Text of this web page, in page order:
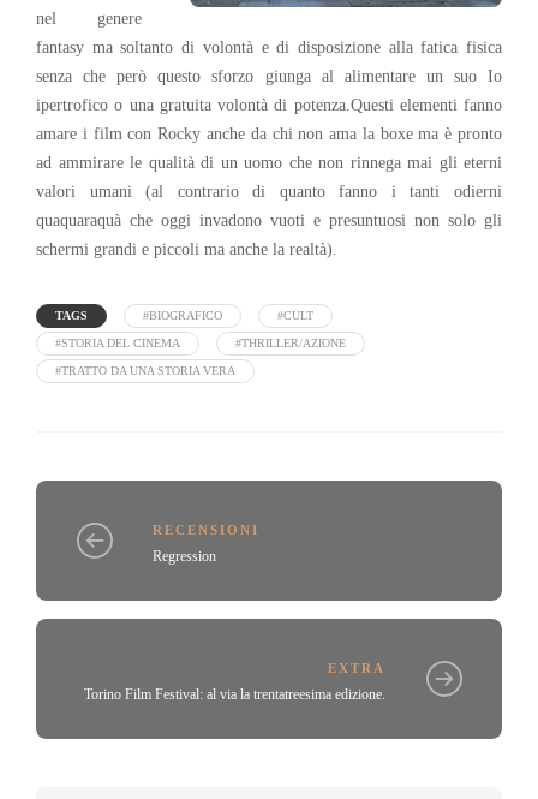
nel genere
fantasy ma soltanto di volontà e di disposizione alla fatica fisica
senza che però questo sforzo giunga al alimentare un suo Io
ipertrofico o una gratuita volontà di potenza.Questi elementi fanno
amare i film con Rocky anche da chi non ama la boxe ma è pronto
ad ammirare le qualità di un uomo che non rinnega mai gli eterni
valori umani (al contrario di quanto fanno i tanti odierni
quaquaraquà che oggi invadono vuoti e presuntuosi non solo gli
schermi grandi e piccoli ma anche la realtà).
TAGS #BIOGRAFICO #CULT
#STORIA DEL CINEMA #THRILLER/AZIONE
#TRATTO DA UNA STORIA VERA
RECENSIONI
Regression
EXTRA
Torino Film Festival: al via la trentatreesima edizione.